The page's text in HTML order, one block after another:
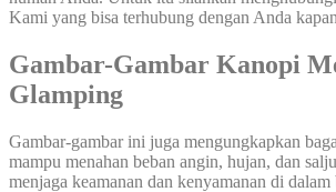
Kami yang bisa terhubung dengan Anda
Gambar-Gambar Kanopi
Glamping
Gambar-gambar ini juga mengungkapkan
mampu menahan beban angin, hujan, dan
menjaga keamanan dan kenyamanan di dalam